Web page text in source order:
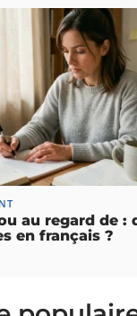
au regard de :
en français ?